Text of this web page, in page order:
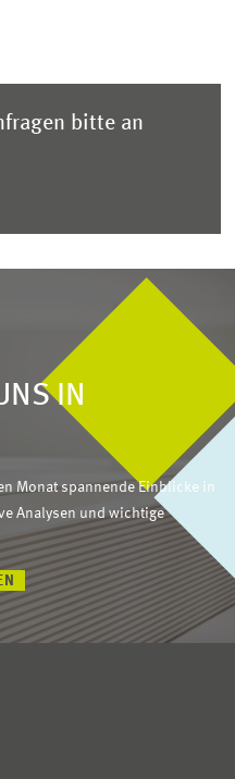
bitte an
IN
Monat spannende Einblicke in
Analysen und wichtige